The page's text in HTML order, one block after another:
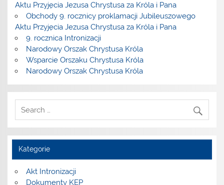
Aktu Przyjęcia Jezusa Chrystusa za Króla i Pana
Obchody 9. rocznicy proklamacji Jubileuszowego
Aktu Przyjęcia Jezusa Chrystusa za Króla i Pana
9. rocznica Intronizacji
Narodowy Orszak Chrystusa Króla
Wsparcie Orszaku Chrystusa Króla
Narodowy Orszak Chrystusa Króla
Kategorie
Akt Intronizacji
Dokumenty KEP